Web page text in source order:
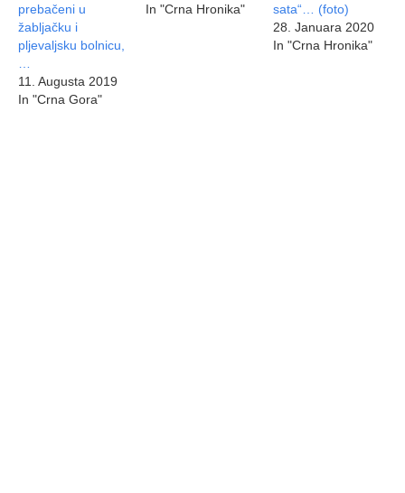
prebačeni u
žabljačku i
pljevaljsku bolnicu,
11. Augusta 2019
In "Crna Gora"
In "Crna Hronika"
sata“… (foto)
28. Januara 2020
In "Crna Hronika"